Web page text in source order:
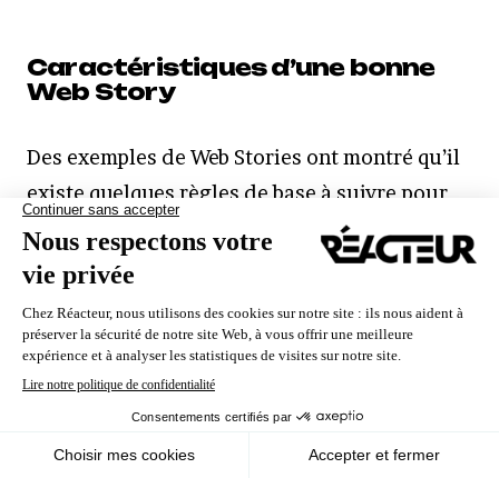
Caractéristiques d’une bonne
Web Story
Des exemples de Web Stories ont montré qu’il
existe quelques règles de base à suivre pour
créer un contenu attrayant. Les meilleures
Web Stories attirent l’attention des
maintiennent engagés beaucoup plus
longtemps qu’un article de blog ou un article
de presse ordinaire. Les meilleures Web
Nous utilisons des cookies pour vous garantir la meilleure
expérience sur notre site. Si vous continuez à utiliser ce
dernier, nous considérerons que vous acceptez l'utilisation des